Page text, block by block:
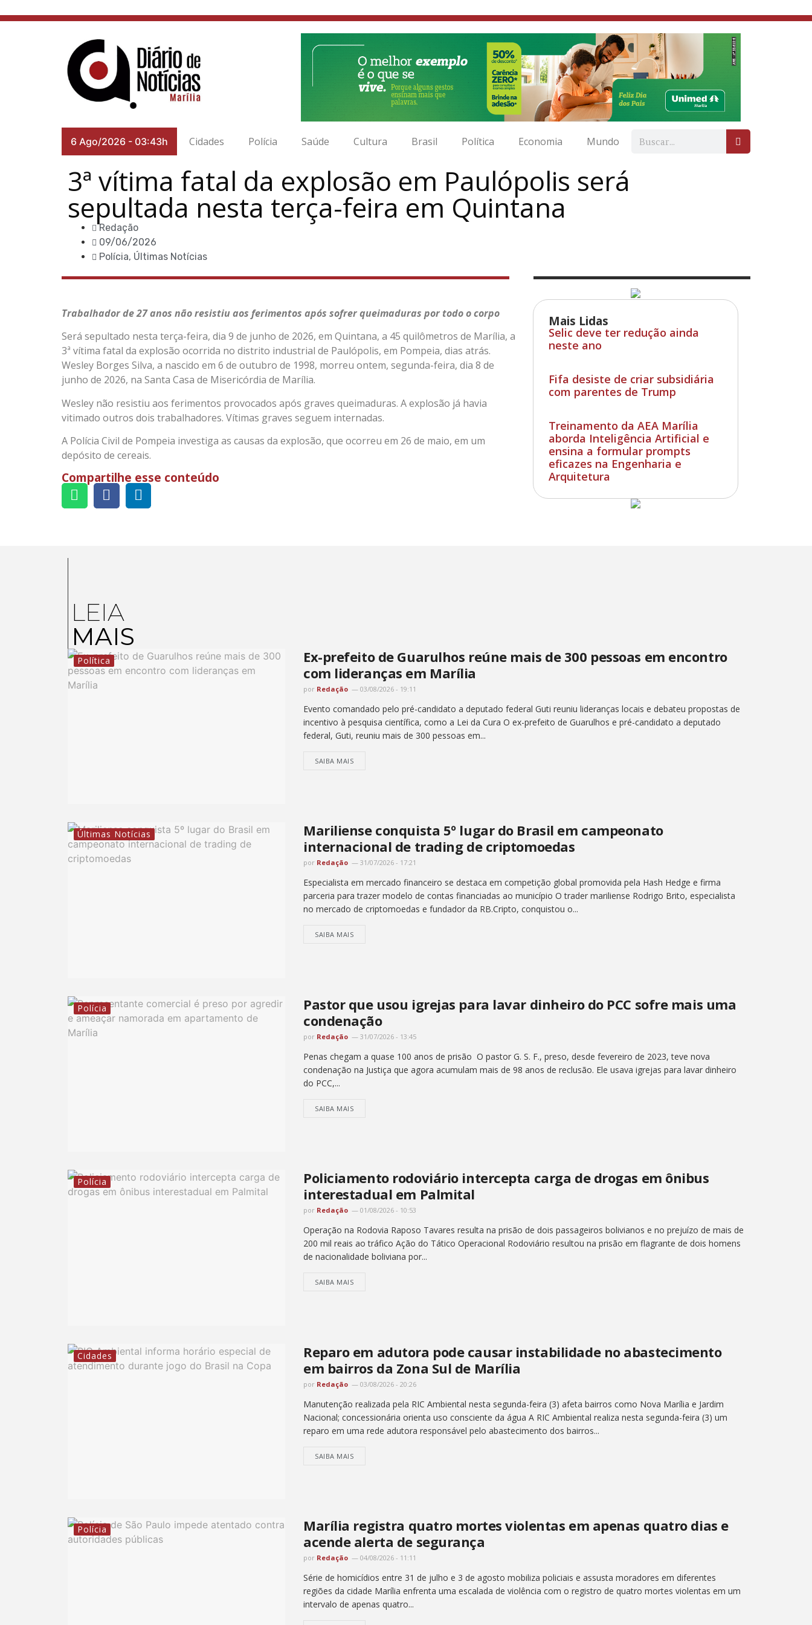
6 Ago/2026 - 03:43h Cidades Polícia Saúde Cultura Brasil Política Economia Mundo
3ª vítima fatal da explosão em Paulópolis será
sepultada nesta terça-feira em Quintana
Redação
09/06/2026
Polícia, Últimas Notícias
Mais Lidas
Selic deve ter redução ainda
neste ano
Fifa desiste de criar subsidiária
com parentes de Trump
Treinamento da AEA Marília
aborda Inteligência Artificial e
ensina a formular prompts
eficazes na Engenharia e
Arquitetura
Trabalhador de 27 anos não resistiu aos ferimentos após sofrer queimaduras por todo o corpo
Será sepultado nesta terça-feira, dia 9 de junho de 2026, em Quintana, a 45 quilômetros de Marília, a
3ª vítima fatal da explosão ocorrida no distrito industrial de Paulópolis, em Pompeia, dias atrás.
Wesley Borges Silva, a nascido em 6 de outubro de 1998, morreu ontem, segunda-feira, dia 8 de
junho de 2026, na Santa Casa de Misericórdia de Marília.
Wesley não resistiu aos ferimentos provocados após graves queimaduras. A explosão já havia
vitimado outros dois trabalhadores. Vítimas graves seguem internadas.
A Polícia Civil de Pompeia investiga as causas da explosão, que ocorreu em 26 de maio, em um
depósito de cereais.
Compartilhe esse conteúdo
LEIA
MAIS
Política
Ex-prefeito de Guarulhos reúne mais de 300 pessoas em encontro
com lideranças em Marília
por Redação 03/08/2026 - 19:11
Evento comandado pelo pré-candidato a deputado federal Guti reuniu lideranças locais e debateu propostas de
incentivo à pesquisa científica, como a Lei da Cura O ex-prefeito de Guarulhos e pré-candidato a deputado
federal, Guti, reuniu mais de 300 pessoas em...
SAIBA MAIS
Últimas Notícias
Mariliense conquista 5º lugar do Brasil em campeonato
internacional de trading de criptomoedas
por Redação 31/07/2026 - 17:21
Especialista em mercado financeiro se destaca em competição global promovida pela Hash Hedge e firma
parceria para trazer modelo de contas financiadas ao município O trader mariliense Rodrigo Brito, especialista
no mercado de criptomoedas e fundador da RB.Cripto, conquistou o...
SAIBA MAIS
Polícia
Pastor que usou igrejas para lavar dinheiro do PCC sofre mais uma
condenação
por Redação 31/07/2026 - 13:45
Penas chegam a quase 100 anos de prisão O pastor G. S. F., preso, desde fevereiro de 2023, teve nova
condenação na Justiça que agora acumulam mais de 98 anos de reclusão. Ele usava igrejas para lavar dinheiro
do PCC,...
SAIBA MAIS
Polícia
Policiamento rodoviário intercepta carga de drogas em ônibus
interestadual em Palmital
por Redação 01/08/2026 - 10:53
Operação na Rodovia Raposo Tavares resulta na prisão de dois passageiros bolivianos e no prejuízo de mais de
200 mil reais ao tráfico Ação do Tático Operacional Rodoviário resultou na prisão em flagrante de dois homens
de nacionalidade boliviana por...
SAIBA MAIS
Cidades
Reparo em adutora pode causar instabilidade no abastecimento
em bairros da Zona Sul de Marília
por Redação 03/08/2026 - 20:26
Manutenção realizada pela RIC Ambiental nesta segunda-feira (3) afeta bairros como Nova Marília e Jardim
Nacional; concessionária orienta uso consciente da água A RIC Ambiental realiza nesta segunda-feira (3) um
reparo em uma rede adutora responsável pelo abastecimento dos bairros...
SAIBA MAIS
Polícia
Marília registra quatro mortes violentas em apenas quatro dias e
acende alerta de segurança
por Redação 04/08/2026 - 11:11
Série de homicídios entre 31 de julho e 3 de agosto mobiliza policiais e assusta moradores em diferentes
regiões da cidade Marília enfrenta uma escalada de violência com o registro de quatro mortes violentas em um
intervalo de apenas quatro...